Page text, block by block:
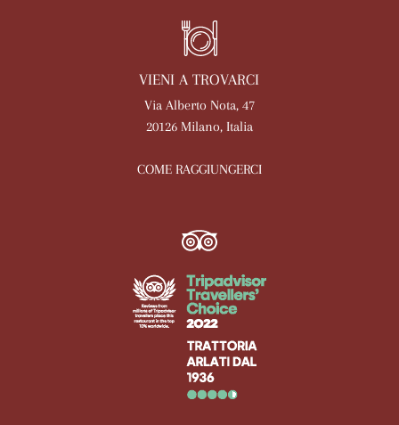
VIENI A TROVARCI
Via Alberto Nota, 47
20126 Milano, Italia
COME RAGGIUNGERCI